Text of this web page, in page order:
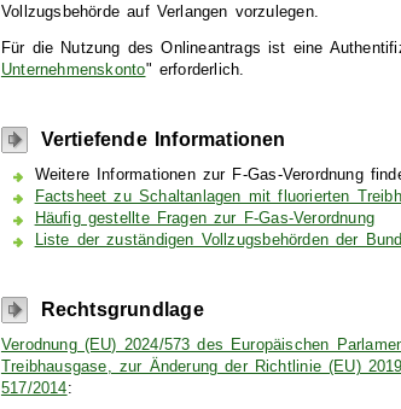
Vollzugsbehörde auf Verlangen vorzulegen.
Für die Nutzung des Onlineantrags ist eine
Unternehmenskonto" erforderlich.
Vertiefende Informationen
Weitere Informationen zur F-Gas-Verordnung
Factsheet zu Schaltanlagen mit fluorierten
Häufig gestellte Fragen zur F-Gas-Verordnung
Liste der zuständigen Vollzugsbehörden der
Rechtsgrundlage
Verodnung (EU) 2024/573 des Europäischen
Treibhausgase, zur Änderung der Richtlinie (EU)
517/2014: